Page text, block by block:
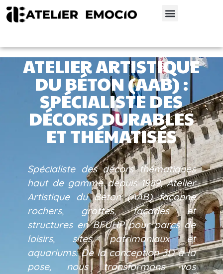
ATELIER ARTISTIQUE
DU BÉTON (AAB) :
SPÉCIALISTE DES
DÉCORS DURABLES
ET THÉMATISÉS
Spécialiste des décors thématiques
haut de gamme depuis 1989, Atelier
Artistique du Béton (AAB) façonne
rochers, grottes, façades et
structures en BFUHP pour parcs de
loisirs, sites patrimoniaux et
aquariums. De la conception 3D à la
pose, nous transformons vos